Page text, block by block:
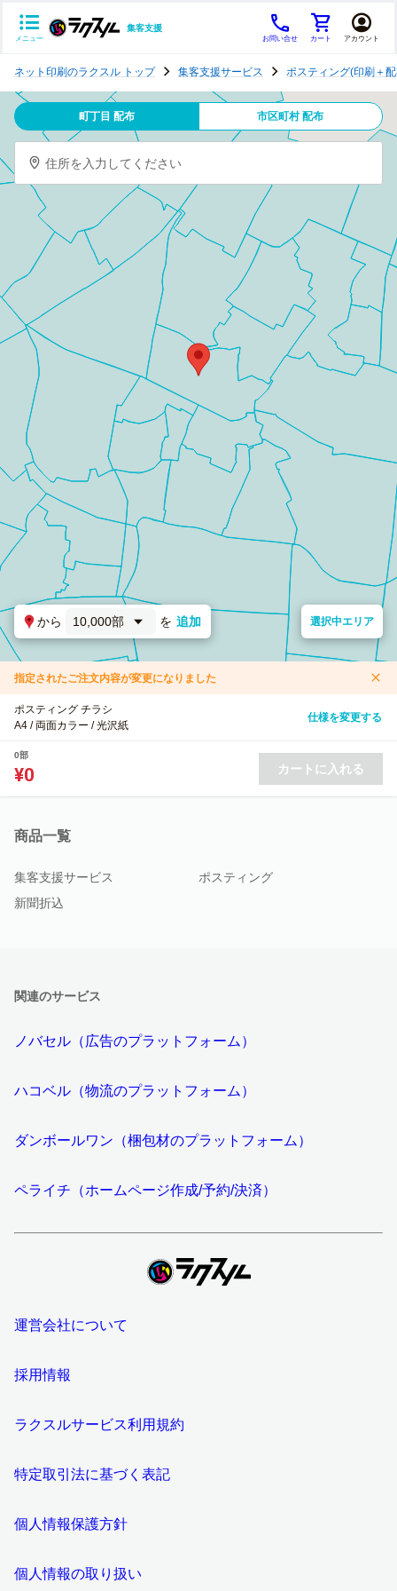
メニュー
集客支援
お問い合せ カート アカウント
テ
ン
グ
ネット印刷のラクスル トップ 集客支援サービス ポスティング(印刷＋
町丁目 配布 市区町村 配布
住所を入力してください
から 10,000部 を 追加 選択中エリア
指定されたご注文内容が変更になりました
ポスティング チラシ
A4 / 両面カラー / 光沢紙
仕様を変更する
0部
¥0 カートに入れる
商品一覧
集客支援サービス
ポスティング
新聞折込
関連のサービス
ノバセル（広告のプラットフォーム）
ハコベル（物流のプラットフォーム）
ダンボールワン（梱包材のプラットフォーム）
ペライチ（ホームページ作成/予約/決済）
運営会社について
採用情報
ラクスルサービス利用規約
特定取引法に基づく表記
個人情報保護方針
個人情報の取り扱い